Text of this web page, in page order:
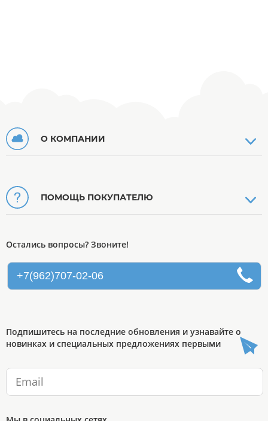
О КОМПАНИИ
ПОМОЩЬ ПОКУПАТЕЛЮ
Остались вопросы? Звоните!
+7(962)707-02-06
Подпишитесь на последние обновления и узнавайте о
новинках и специальных предложениях первыми